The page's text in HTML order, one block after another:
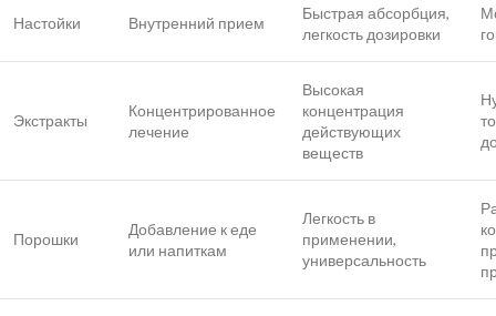
Настойки Внутренний прием
Быстрая абсорбция,
легкость дозировки
Экстракты
Концентрированное
лечение
Высокая
концентрация
действующих
веществ
Порошки
Добавление к еде
или напиткам
Легкость в
применении,
универсальность